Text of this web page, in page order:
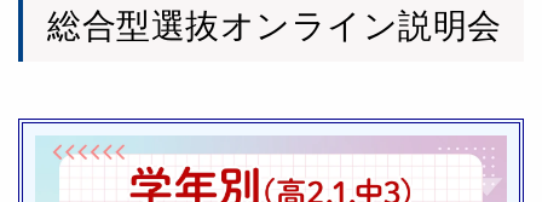
総合型選抜オンライン説明会